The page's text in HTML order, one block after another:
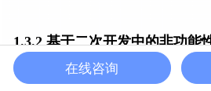
1.3.2 基于二次开发中的非功能
基于二次开发的系统，我们要求
在线咨询